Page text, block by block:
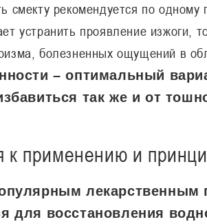
смекту рекомендуется по одному
устранить проявление изжоги,
болезненных ощущений в
– оптимальный
так же и от
к применению и
лекарственным
для восстановления